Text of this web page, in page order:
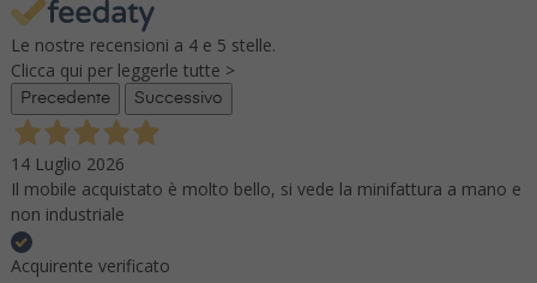
Le nostre recensioni a 4 e 5 stelle.
Clicca qui per leggerle tutte >
Precedente Successivo
14 Luglio 2026
Il mobile acquistato è molto bello, si vede la minifattura a mano e
non industriale
Acquirente verificato